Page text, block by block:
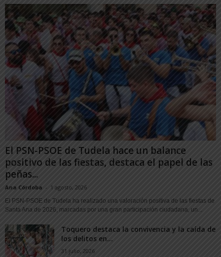
El PSN-PSOE de Tudela hace un balance
positivo de las fiestas, destaca el papel de las
peñas...
Ana Córdoba - 1 agosto, 2026
El PSN-PSOE de Tudela ha realizado una valoración positiva de las fiestas de
Santa Ana de 2026, marcadas por una gran participación ciudadana, un...
Toquero destaca la convivencia y la caída de
los delitos en...
31 julio, 2026